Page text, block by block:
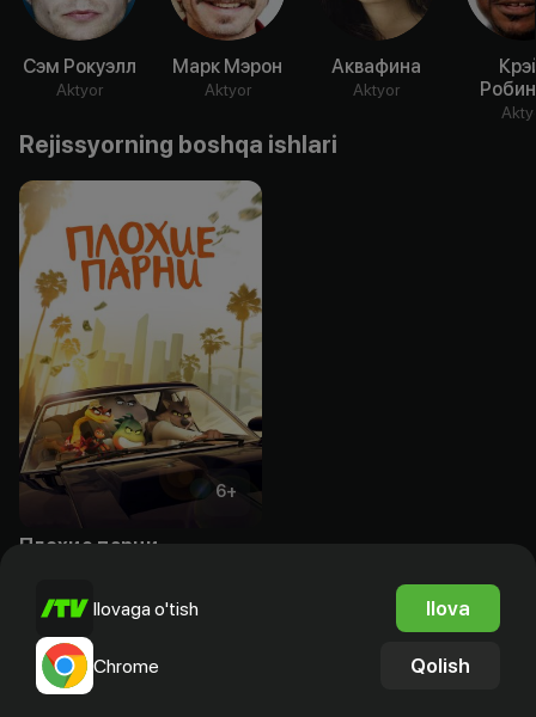
Сэм Рокуэлл
Aktyor
Марк Мэрон
Aktyor
Аквафина
Aktyor
Rejissyorning boshqa ishlari
6+
Плохие парни
Ilovaga o'tish Ilova
Chrome Qolish